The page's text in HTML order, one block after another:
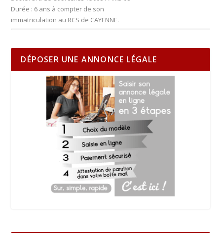
Durée : 6 ans à compter de son
immatriculation au RCS de CAYENNE.
DÉPOSER UNE ANNONCE LÉGALE